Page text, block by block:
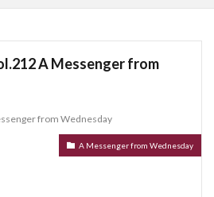
A Messenger from
from Wednesday
A Messenger from Wednesday